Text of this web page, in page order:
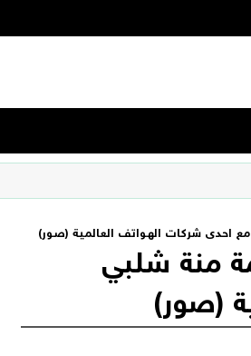
احدى شركات الهواتف العالمية (صور)
منة شلبي
(صور)